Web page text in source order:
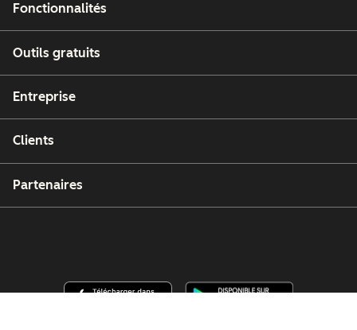
Fonctionnalités
Outils gratuits
Entreprise
Clients
Partenaires